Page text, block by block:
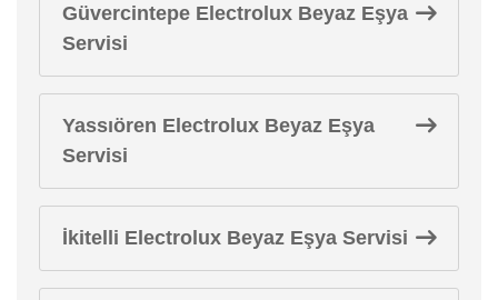
Güvercintepe Electrolux Beyaz Eşya
Servisi
Yassıören Electrolux Beyaz Eşya
Servisi
İkitelli Electrolux Beyaz Eşya Servisi